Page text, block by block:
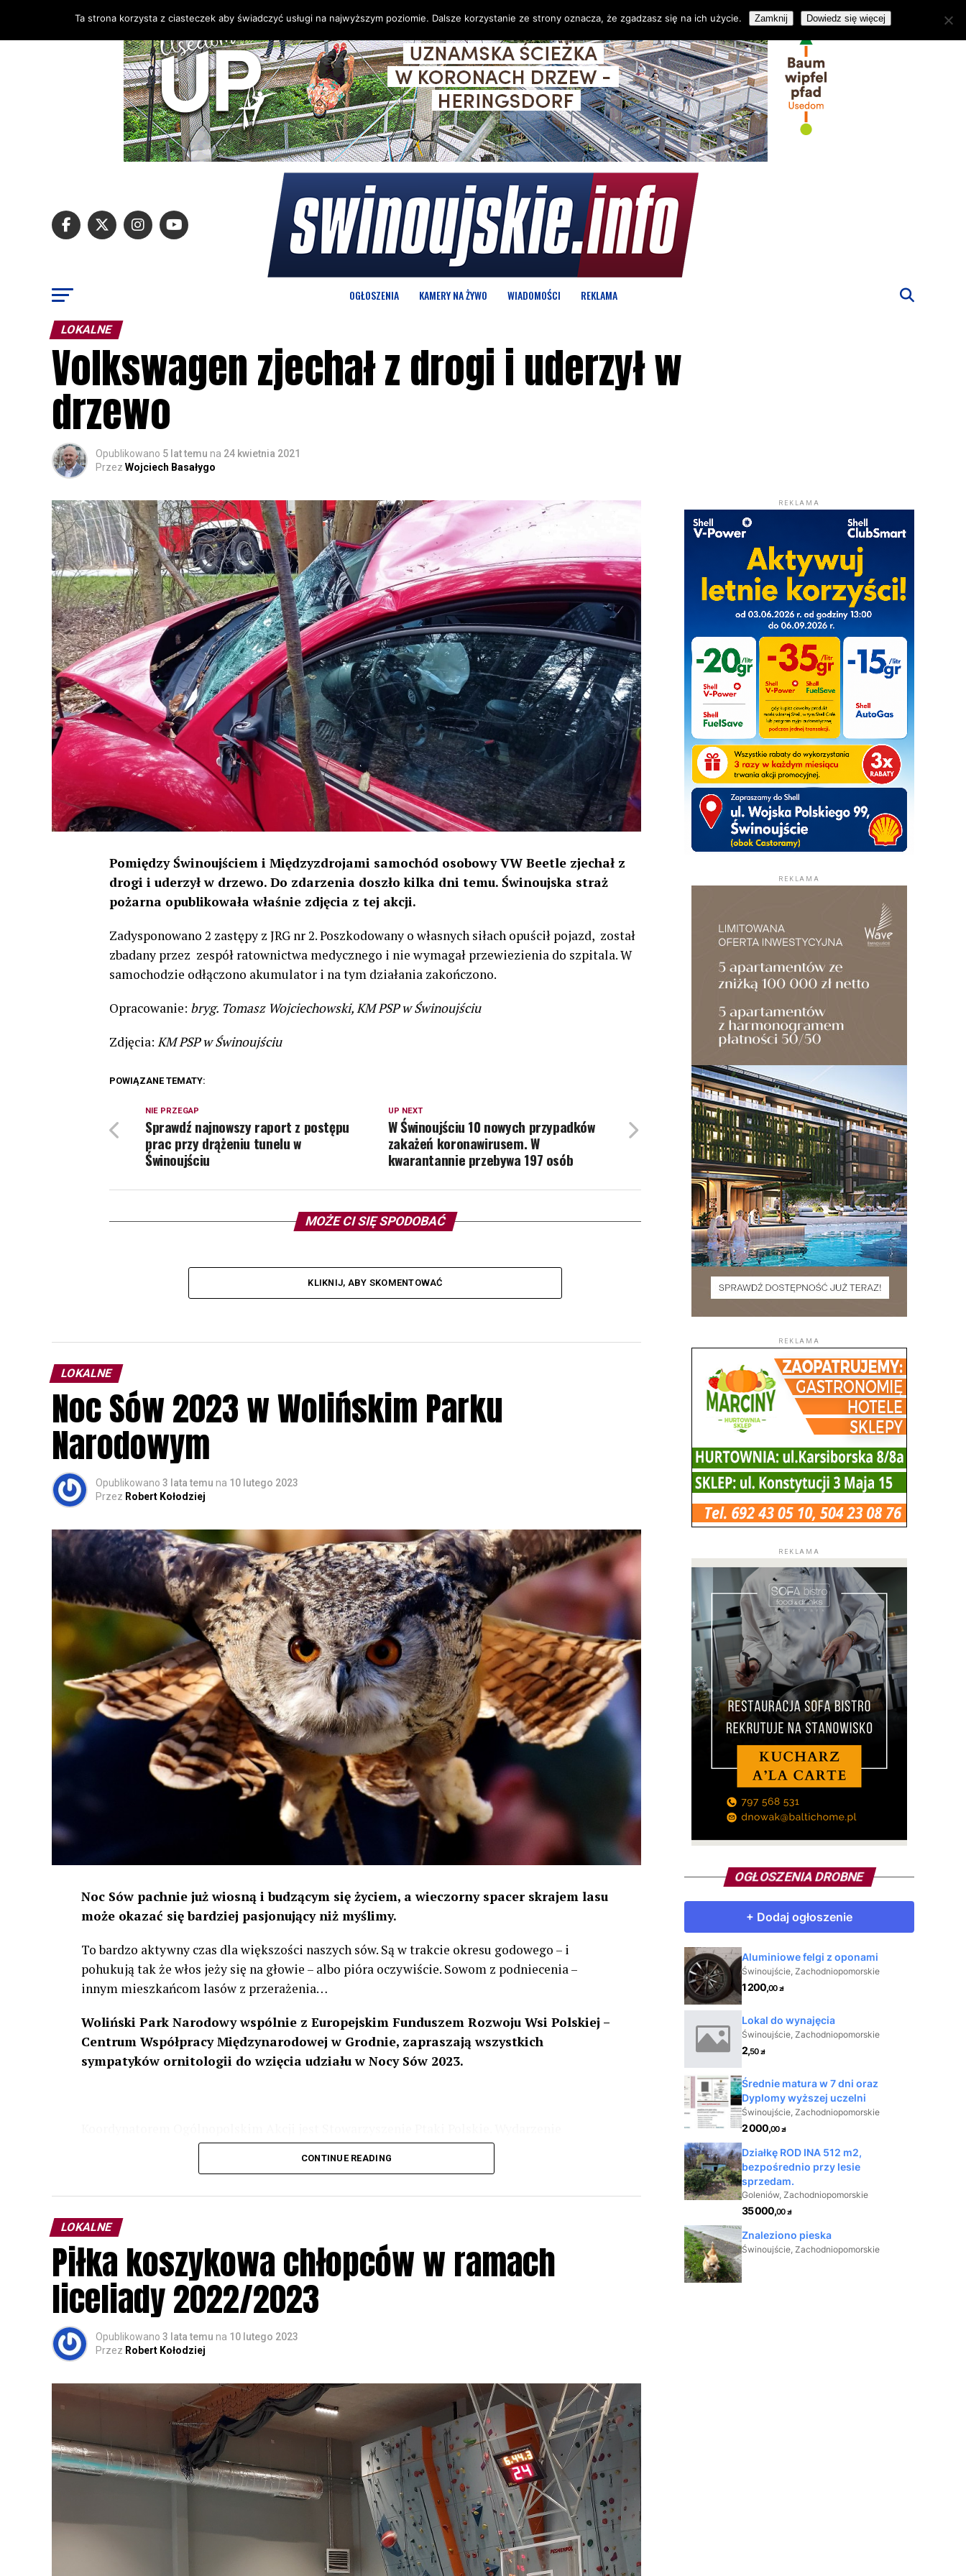
OGŁOSZENIA KAMERY NA ŻYWO WIADOMOŚCI REKLAMA
LOKALNE
Volkswagen zjechał z drogi i uderzył w
drzewo
Opublikowano 5 lat temu na 24 kwietnia 2021
Przez Wojciech Basałygo
Pomiędzy Świnoujściem i Międzyzdrojami samochód osobowy VW Beetle zjechał z
drogi i uderzył w drzewo. Do zdarzenia doszło kilka dni temu. Świnoujska straż
pożarna opublikowała właśnie zdjęcia z tej akcji.
Zadysponowano 2 zastępy z JRG nr 2. Poszkodowany o własnych siłach opuścił pojazd, został
zbadany przez zespół ratownictwa medycznego i nie wymagał przewiezienia do szpitala. W
samochodzie odłączono akumulator i na tym działania zakończono.
Opracowanie: bryg. Tomasz Wojciechowski, KM PSP w Świnoujściu
Zdjęcia: KM PSP w Świnoujściu
POWIĄZANE TEMATY:
UP NEXT
W Świnoujściu 10 nowych przypadków
zakażeń koronawirusem. W
kwarantannie przebywa 197 osób
NIE PRZEGAP
Sprawdź najnowszy raport z postępu
prac przy drążeniu tunelu w
Świnoujściu
MOŻE CI SIĘ SPODOBAĆ
KLIKNIJ, ABY SKOMENTOWAĆ
LOKALNE
Noc Sów 2023 w Wolińskim Parku
Narodowym
Opublikowano 3 lata temu na 10 lutego 2023
Przez Robert Kołodziej
Noc Sów pachnie już wiosną i budzącym się życiem, a wieczorny spacer skrajem lasu
może okazać się bardziej pasjonujący niż myślimy.
To bardzo aktywny czas dla większości naszych sów. Są w trakcie okresu godowego – i
pohukują tak że włos jeży się na głowie – albo pióra oczywiście. Sowom z podniecenia –
innym mieszkańcom lasów z przerażenia…
Woliński Park Narodowy wspólnie z Europejskim Funduszem Rozwoju Wsi Polskiej –
Centrum Współpracy Międzynarodowej w Grodnie, zapraszają wszystkich
sympatyków ornitologii do wzięcia udziału w Nocy Sów 2023.
odbędzie się w dniach24 i 25 lutego 2023 r. wg harmonogramu przedstawionego na
Wszystkich uczestników zapraszamy do udziału w Akcji, włączenia się w aktywne
rozpoznawanie głosów sów i wymianę doświadczeń przy grillu.Na wydarzenie obowiązują
zapisy.
CONTINUE READING
LOKALNE
Piłka koszykowa chłopców w ramach
liceliady 2022/2023
Opublikowano 3 lata temu na 10 lutego 2023
Przez Robert Kołodziej
REKLAMA
REKLAMA
REKLAMA
REKLAMA
OGŁOSZENIA DROBNE
Ta strona korzysta z ciasteczek aby świadczyć usługi na najwyższym poziomie. Dalsze korzystanie ze strony oznacza, że zgadzasz się na ich użycie. Zamknij Dowiedz się więcej